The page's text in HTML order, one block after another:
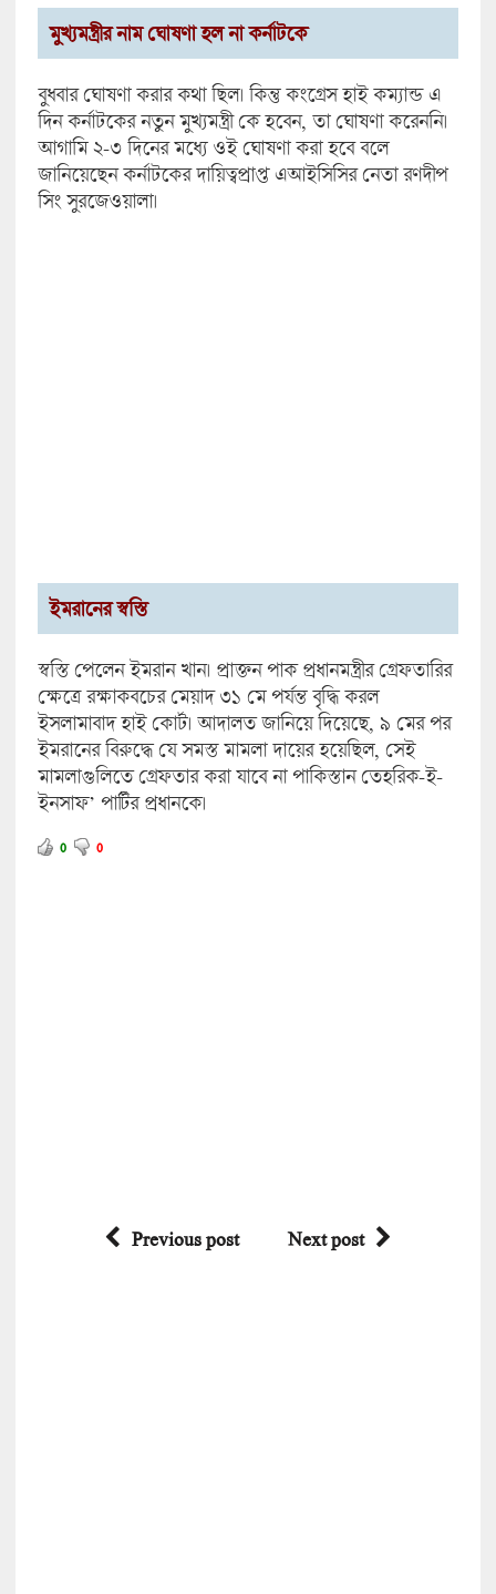
মুখ্যমন্ত্রীর নাম ঘোষণা হল না কর্নাটকে
বুধবার ঘোষণা করার কথা ছিল। কিন্তু কংগ্রেস হাই কম্যান্ড এ
দিন কর্নাটকের নতুন মুখ্যমন্ত্রী কে হবেন, তা ঘোষণা করেননি।
আগামি ২-৩ দিনের মধ্যে ওই ঘোষণা করা হবে বলে
জানিয়েছেন কর্নাটকের দায়িত্বপ্রাপ্ত এআইসিসির নেতা রণদীপ
সিং সুরজেওয়ালা।
ইমরানের স্বস্তি
স্বস্তি পেলেন ইমরান খান। প্রাক্তন পাক প্রধানমন্ত্রীর গ্রেফতারির
ক্ষেত্রে রক্ষাকবচের মেয়াদ ৩১ মে পর্যন্ত বৃদ্ধি করল
ইসলামাবাদ হাই কোর্ট। আদালত জানিয়ে দিয়েছে, ৯ মের পর
ইমরানের বিরুদ্ধে যে সমস্ত মামলা দায়ের হয়েছিল, সেই
মামলাগুলিতে গ্রেফতার করা যাবে না পাকিস্তান তেহরিক-ই-
ইনসাফ’ পার্টির প্রধানকে।
0 0
Previous post Next post